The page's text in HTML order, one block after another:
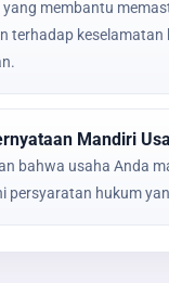
yang membantu
terhadap keselamatan
Mandiri
bahwa usaha Anda
persyaratan hukum